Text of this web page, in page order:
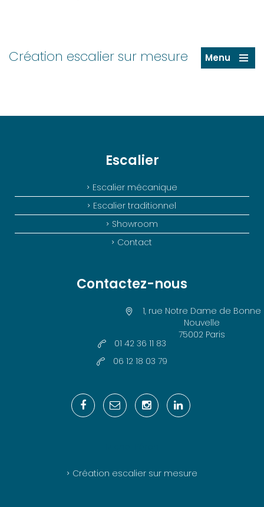
Création escalier sur mesure Menu
Escalier
Escalier mécanique
Escalier traditionnel
Showroom
Contact
Contactez-nous
1, rue Notre Dame de Bonne
Nouvelle
75002 Paris
01 42 36 11 83
06 12 18 03 79
Création escalier sur mesure